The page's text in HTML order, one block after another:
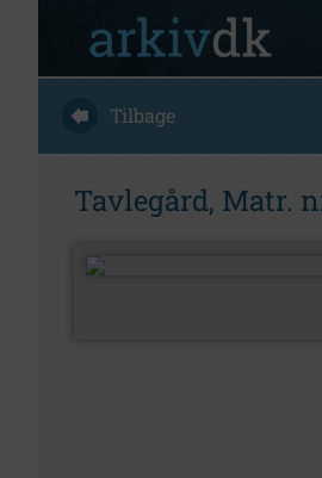
Tilbage
Tavlegård, Matr.